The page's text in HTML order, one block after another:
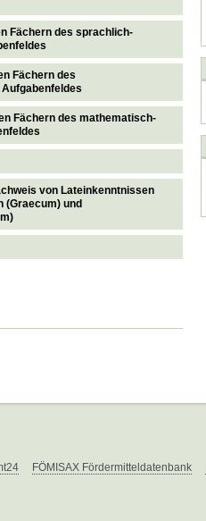
Fächern des sprachlich-
Fächern des
Fächern des mathematisch-
von Lateinkenntnissen
(Graecum) und
FÖMISAX Fördermitteldatenbank